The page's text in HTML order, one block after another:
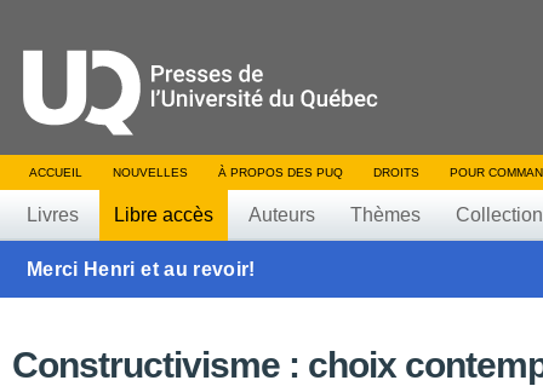
ACCUEIL NOUVELLES À PROPOS DES PUQ DROITS POUR
Livres Libre accès Auteurs Thèmes
Merci Henri et au revoir!
Constructivisme : choix